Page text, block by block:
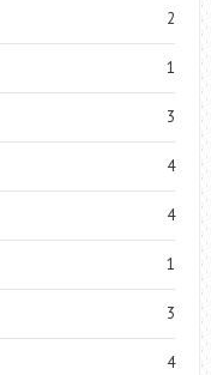
2
1
3
4
4
1
3
4